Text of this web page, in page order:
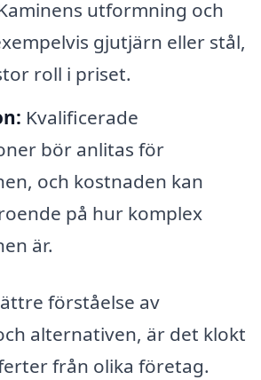
utformning och
gjutjärn eller stål,
roll i priset.
Kvalificerade
bör anlitas för
och kostnaden kan
på hur komplex
är.
förståelse av
alternativen, är det klokt
från olika företag.